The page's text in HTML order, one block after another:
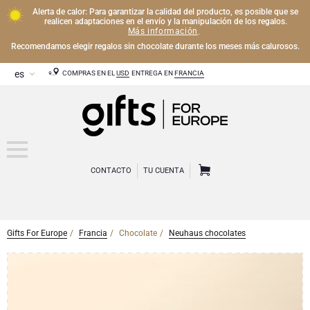
Alerta de calor: Para garantizar la calidad del producto, es posible que se
realicen adaptaciones en el envío y la manipulación de los regalos.
Más información .
Recomendamos elegir regalos sin chocolate durante los meses más calurosos.
COMPRAS EN ELUSD ENTREGA EN FRANCIA
CONTACTO TU CUENTA
CHAMPÁN
Gifts For Europe Francia Chocolate Neuhaus chocolates